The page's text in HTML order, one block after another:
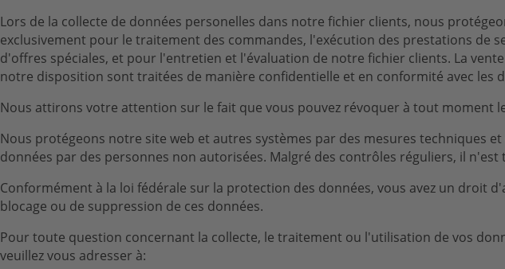
Lors de la collecte de données personelles dans notre fichier clients, nous
exclusivement pour le traitement des commandes, l'exécution des prestations de
d'offres spéciales, et pour l'entretien et l'évaluation de notre fichier clients. La
notre disposition sont traitées de manière confidentielle et en conformité avec les
Nous attirons votre attention sur le fait que vous pouvez révoquer à tout moment
Nous protégeons notre site web et autres systèmes par des mesures techniques
données par des personnes non autorisées. Malgré des contrôles réguliers, il
Conformément à la loi fédérale sur la protection des données, vous avez un droit
blocage ou de suppression de ces données.
Pour toute question concernant la collecte, le traitement ou l'utilisation de vos
veuillez vous adresser à: